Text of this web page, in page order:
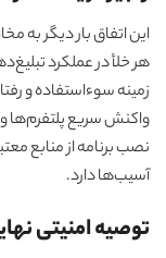
این اتفاق بار دیگر به
هر خلأ در عملکرد
زمینه سوءاستفاده و
واکنش سریع پلتفرم‌ها
نصب برنامه از منابع
آسیب‌ها دارد.
توصیه امنیتی